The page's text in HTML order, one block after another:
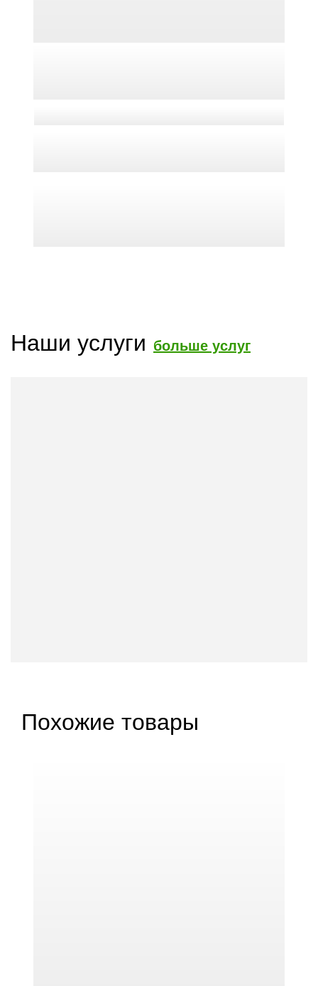
Наши услуги больше услуг
Похожие товары